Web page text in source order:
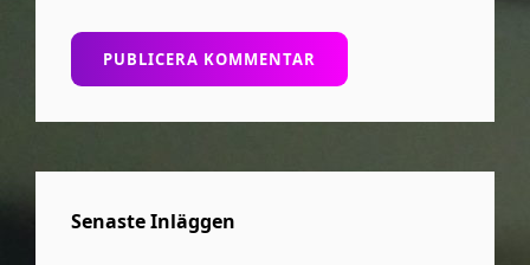
Senaste Inläggen